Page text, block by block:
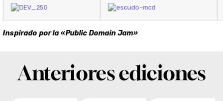
Inspirado por la «Public Domain Jam»
Anteriores ediciones